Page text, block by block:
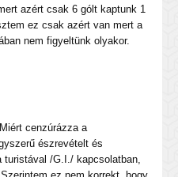
azért csak 6 gólt kaptunk 1
ez csak azért van mert a
nem figyeltünk olyakor.
cenzúrázza a
észrevételt és
turistával /G.I./ kapcsolatban,